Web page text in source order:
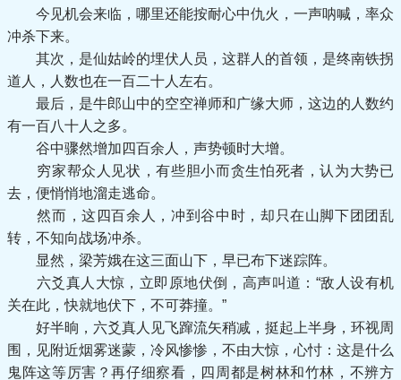
今见机会来临，哪里还能按耐心中仇火，一声呐喊，率众
冲杀下来。
其次，是仙姑岭的埋伏人员，这群人的首领，是终南铁拐
道人，人数也在一百二十人左右。
最后，是牛郎山中的空空禅师和广缘大师，这边的人数约
有一百八十人之多。
谷中骤然增加四百余人，声势顿时大增。
穷家帮众人见状，有些胆小而贪生怕死者，认为大势已
去，便悄悄地溜走逃命。
然而，这四百余人，冲到谷中时，却只在山脚下团团乱
转，不知向战场冲杀。
显然，梁芳娥在这三面山下，早已布下迷踪阵。
六爻真人大惊，立即原地伏倒，高声叫道：“敌人设有机
关在此，快就地伏下，不可莽撞。”
好半晌，六爻真人见飞蹿流矢稍减，挺起上半身，环视周
围，见附近烟雾迷蒙，冷风惨惨，不由大惊，心忖：这是什么
鬼阵这等厉害？再仔细察看，四周都是树林和竹林，不辨方